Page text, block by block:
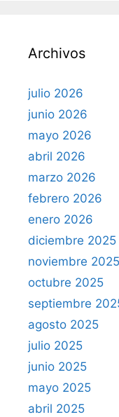
:
Archivos
julio 2026
junio 2026
mayo 2026
abril 2026
marzo 2026
febrero 2026
enero 2026
diciembre 2025
noviembre 2025
octubre 2025
septiembre
agosto 2025
julio 2025
junio 2025
mayo 2025
abril 2025